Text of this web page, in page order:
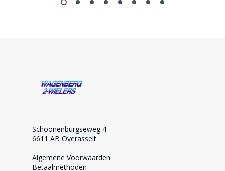
Schoonenburgseweg 4
6611 AB Overasselt
Algemene Voorwaarden
Betaalmethoden